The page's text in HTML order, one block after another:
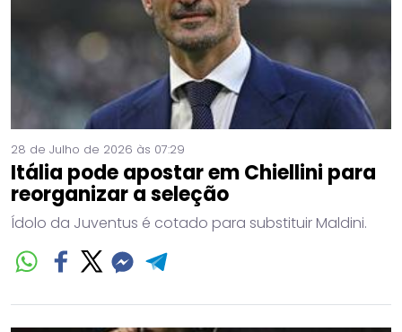
28 de Julho de 2026 às 07:29
Itália pode apostar em Chiellini para
reorganizar a seleção
Ídolo da Juventus é cotado para substituir Maldini.